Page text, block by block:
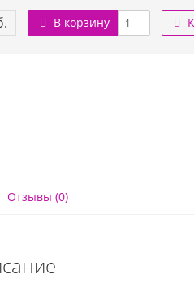
В корзину
Отзывы (0)